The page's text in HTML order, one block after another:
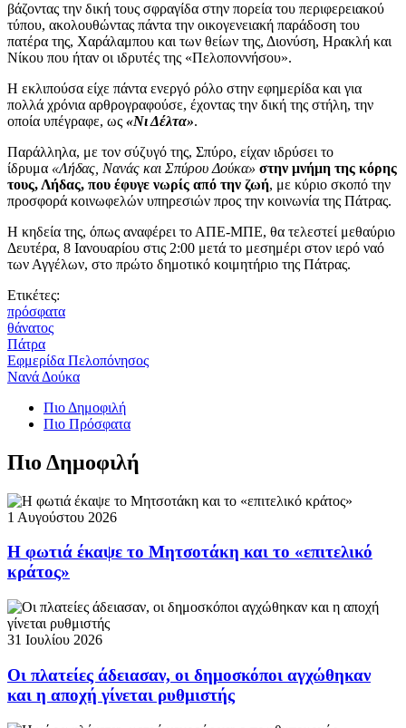
βάζοντας την δική τους σφραγίδα στην πορεία του περιφερειακού
τύπου, ακολουθώντας πάντα την οικογενειακή παράδοση του
πατέρα της, Χαράλαμπου και των θείων της, Διονύση, Ηρακλή και
Νίκου που ήταν οι ιδρυτές της «Πελοποννήσου».
Η εκλιπούσα είχε πάντα ενεργό ρόλο στην εφημερίδα και για
πολλά χρόνια αρθρογραφούσε, έχοντας την δική της στήλη, την
οποία υπέγραφε, ως «Νι Δέλτα».
Παράλληλα, με τον σύζυγό της, Σπύρο, είχαν ιδρύσει το
ίδρυμα «Λήδας, Νανάς και Σπύρου Δούκα» στην μνήμη της κόρης
τους, Λήδας, που έφυγε νωρίς από την ζωή, με κύριο σκοπό την
προσφορά κοινωφελών υπηρεσιών προς την κοινωνία της Πάτρας.
Η κηδεία της, όπως αναφέρει το ΑΠΕ-ΜΠΕ, θα τελεστεί μεθαύριο
Δευτέρα, 8 Ιανουαρίου στις 2:00 μετά το μεσημέρι στον ιερό ναό
των Αγγέλων, στο πρώτο δημοτικό κοιμητήριο της Πάτρας.
Ετικέτες:
πρόσφατα
θάνατος
Πάτρα
Εφμερίδα Πελοπόνησος
Νανά Δούκα
Πιο Δημοφιλή
Πιο Πρόσφατα
Πιο Δημοφιλή
1 Αυγούστου 2026
Η φωτιά έκαψε το Μητσοτάκη και το «επιτελικό
κράτος»
31 Ιουλίου 2026
Οι πλατείες άδειασαν, οι δημοσκόποι αγχώθηκαν
και η αποχή γίνεται ρυθμιστής